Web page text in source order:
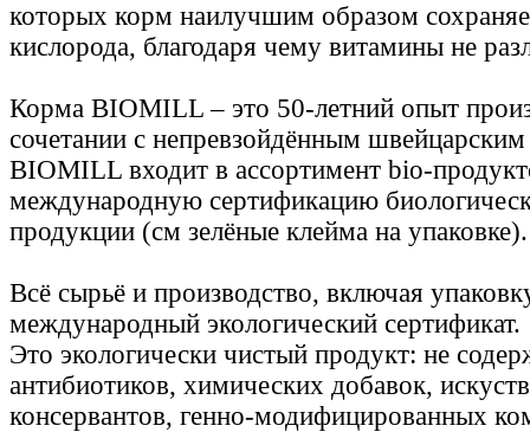
которых корм наилучшим образом
кислорода, благодаря чему витамины не
Корма BIOMILL – это 50-летний опыт
сочетании с непревзойдённым
BIOMILL входит в ассортимент bio-
международную сертификацию
продукции (см зелёные клейма на упаковке).
Всё сырьё и производство, включая
международный экологический сертификат.
Это экологически чистый продукт: не
антибиотиков, химических добавок,
консервантов, генно-модифицированных